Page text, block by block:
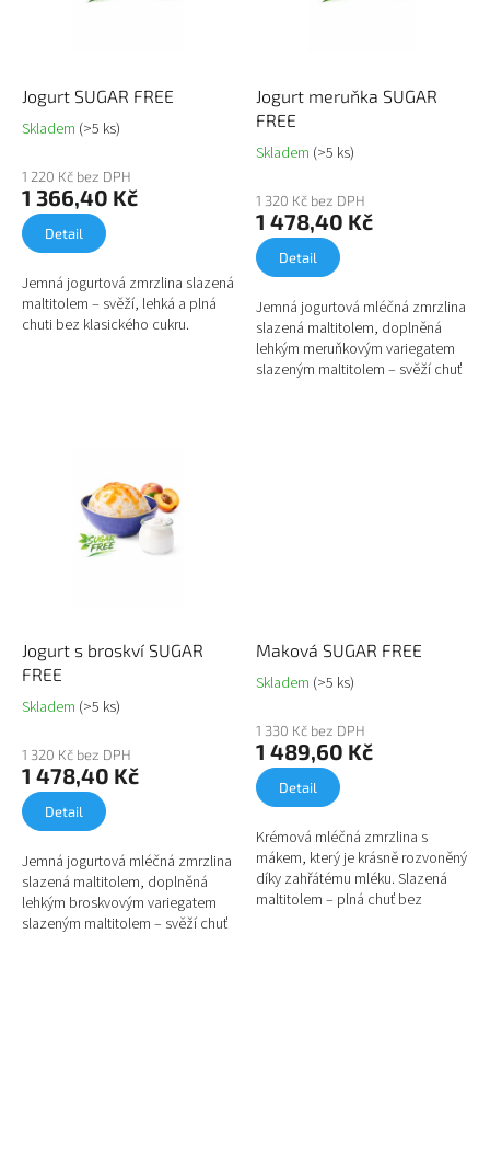
u
k
t
Jogurt SUGAR FREE
Skladem (>5 ks)
1 220 Kč bez DPH
1 366,40 Kč
Detail
Jemná jogurtová zmrzlina slazená
maltitolem – svěží, lehká a plná
chuti bez klasického cukru.
Jogurt meruňka SUGAR
FREE
Skladem (>5 ks)
1 320 Kč bez DPH
1 478,40 Kč
Detail
Jemná jogurtová mléčná zmrzlina
slazená maltitolem, doplněná
lehkým meruňkovým variegatem
slazeným maltitolem – svěží chuť
Jogurt s broskví SUGAR
FREE
Skladem (>5 ks)
1 320 Kč bez DPH
1 478,40 Kč
Detail
Jemná jogurtová mléčná zmrzlina
slazená maltitolem, doplněná
lehkým broskvovým variegatem
slazeným maltitolem – svěží chuť
Maková SUGAR FREE
Skladem (>5 ks)
1 330 Kč bez DPH
1 489,60 Kč
Detail
Krémová mléčná zmrzlina s
mákem, který je krásně rozvoněný
díky zahřátému mléku. Slazená
maltitolem – plná chuť bez